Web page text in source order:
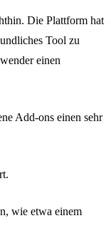
Die Plattform hat
Tool zu
einen
Add-ons einen sehr
wie etwa einem